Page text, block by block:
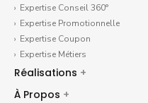
Expertise Conseil 360°
Expertise Promotionnelle
Expertise Coupon
Expertise Métiers
Réalisations +
À Propos +